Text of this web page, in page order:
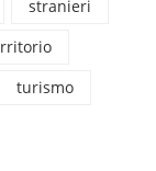
stranieri
turismo